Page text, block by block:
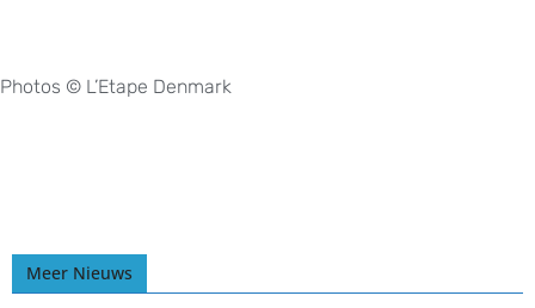
Photos © L’Etape Denmark
Meer Nieuws